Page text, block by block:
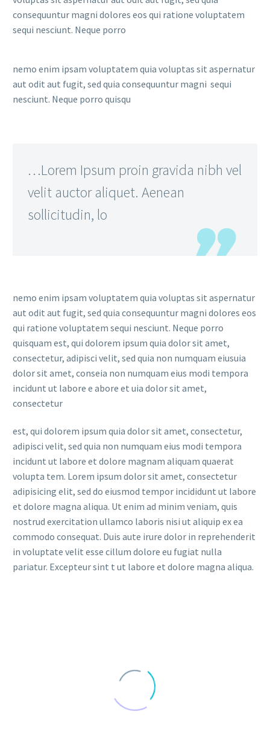
consequuntur magni dolores eos qui ratione voluptatem
sequi nesciunt. Neque porro
nemo enim ipsam voluptatem quia voluptas sit aspernatur
aut odit aut fugit, sed quia consequuntur magni sequi
nesciunt. Neque porro quisqu
…Lorem Ipsum proin gravida nibh vel
velit auctor aliquet. Aenean
sollicitudin, lo
nemo enim ipsam voluptatem quia voluptas sit aspernatur
aut odit aut fugit, sed quia consequuntur magni dolores eos
qui ratione voluptatem sequi nesciunt. Neque porro
quisquam est, qui dolorem ipsum quia dolor sit amet,
consectetur, adipisci velit, sed quia non numquam eiusuia
dolor sit amet, conseia non numquam eius modi tempora
incidunt ut labore e abore et uia dolor sit amet,
consectetur
est, qui dolorem ipsum quia dolor sit amet, consectetur,
adipisci velit, sed quia non numquam eius modi tempora
incidunt ut labore et dolore magnam aliquam quaerat
volupta tem. Lorem ipsum dolor sit amet, consectetur
adipisicing elit, sed do eiusmod tempor incididunt ut labore
et dolore magna aliqua. Ut enim ad minim veniam, quis
nostrud exercitation ullamco laboris nisi ut aliquip ex ea
commodo consequat. Duis aute irure dolor in reprehenderit
in voluptate velit esse cillum dolore eu fugiat nulla
pariatur. Excepteur sint t ut labore et dolore magna aliqua.